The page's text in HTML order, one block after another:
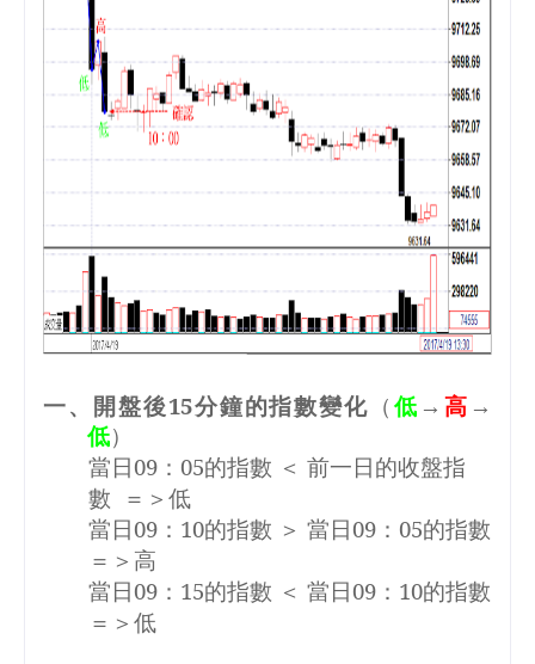
一、開盤後15分鐘的指數變化 （低 → 高 →
低）
當日09 ： 05的指數 ＜ 前一日的收盤指
數 ＝＞低
當日09 ： 10的指數 ＞ 當日09 ： 05的指數
＝＞高
當日09 ： 15的指數 ＜ 當日09 ： 10的指數
＝＞低